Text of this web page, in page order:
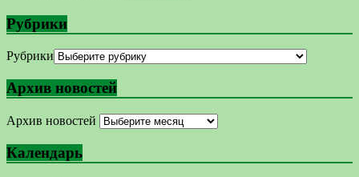
Рубрики
Рубрики
Архив новостей
Архив новостей
Календарь